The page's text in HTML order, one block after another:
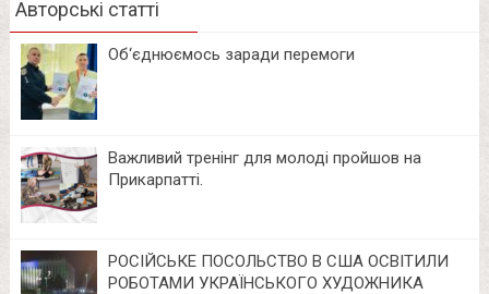
Авторські статті
Об‘єднюємось заради перемоги
Важливий тренінг для молоді пройшов на
Прикарпатті.
РОСІЙСЬКЕ ПОСОЛЬСТВО В США ОСВІТИЛИ
РОБОТАМИ УКРАЇНСЬКОГО ХУДОЖНИКА